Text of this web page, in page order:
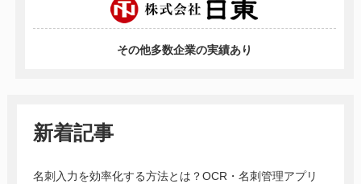
その他多数企業の実績あり
新着記事
名刺入力を効率化する方法とは？OCR・名刺管理アプリ